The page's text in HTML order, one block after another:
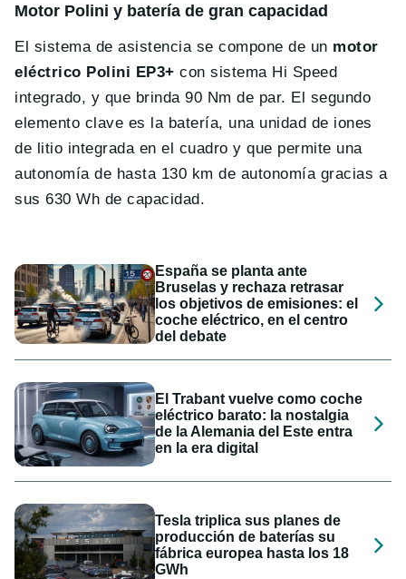
Motor Polini y batería de gran capacidad
El sistema de asistencia se compone de un motor
eléctrico Polini EP3+ con sistema Hi Speed
integrado, y que brinda 90 Nm de par. El segundo
elemento clave es la batería, una unidad de iones
de litio integrada en el cuadro y que permite una
autonomía de hasta 130 km de autonomía gracias a
sus 630 Wh de capacidad.
España se planta ante
Bruselas y rechaza retrasar
los objetivos de emisiones: el
coche eléctrico, en el centro
del debate
El Trabant vuelve como coche
eléctrico barato: la nostalgia
de la Alemania del Este entra
en la era digital
Tesla triplica sus planes de
producción de baterías su
fábrica europea hasta los 18
GWh